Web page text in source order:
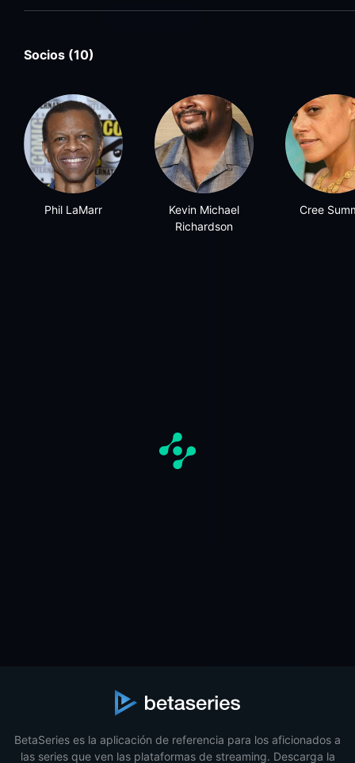
Socios (10)
Phil LaMarr
Kevin Michael
Richardson
Cree
BetaSeries es la aplicación de referencia para los aficionados a
las series que ven las plataformas de streaming. Descarga la